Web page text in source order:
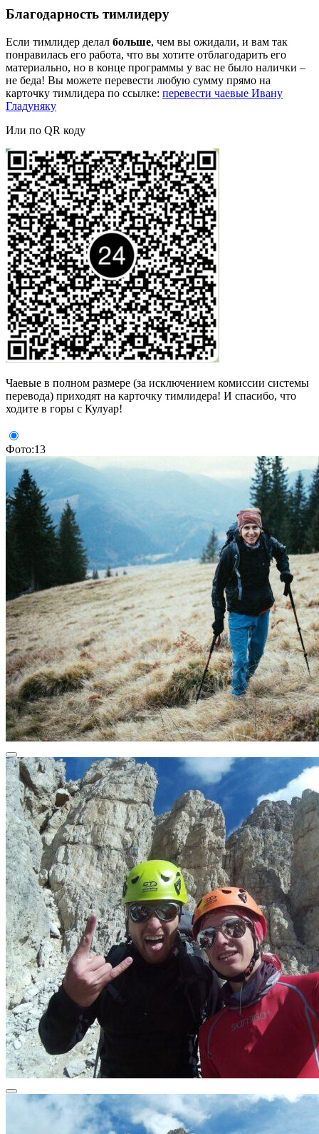
Благодарность тимлидеру
Если тимлидер делал больше, чем вы ожидали, и вам так
понравилась его работа, что вы хотите отблагодарить его
материально, но в конце программы у вас не было налички –
не беда! Вы можете перевести любую сумму прямо на
карточку тимлидера по ссылке: перевести чаевые Ивану
Гладуняку
Или по QR коду
Чаевые в полном размере (за исключением комиссии системы
перевода) приходят на карточку тимлидера! И спасибо, что
ходите в горы с Кулуар!
Фото:13